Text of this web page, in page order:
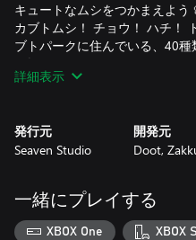
キュートなムシをつかまえよう
カブトムシ！ チョウ！ ハチ！
ブトパークに住んでいる、40
を探して、ベストなタイミン
えよう。
ステータスやアビリティ、見た
チームを作り、誰が最強のムシ
ムシずもうのバトル中に使うデ
ぞ。対戦相手を土俵から押しだ
詳細表示
発行元
Seaven Studio
開発元
Doot,
一緒にプレイする
XBOX One XBOX